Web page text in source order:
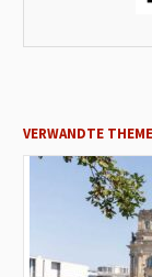
VERWANDTE